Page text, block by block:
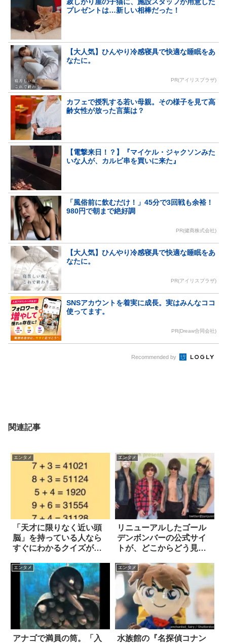
プレゼントは…新しい相棒だった！
【大人気】ひんやり冷感寝具で快適な睡眠をあ
なたに。
PR(アイリスプラザ)
カフェで授乳する若い母親。その様子を見て高
齢女性が放った言葉は？
【電撃来日！？】『マイケル・ジャクソンみた
いな人が、カルビ串を買いに来た』
「風俗前に飲むだけ！」45分で3回戦も余裕！
980円で朝まで絶好調
PR(健商株式会社)
【大人気】ひんやり冷感寝具で快適な睡眠をあ
なたに。
PR(アイリスプラザ)
SNSアカウントを着実に成長。実はみんなココ
使ってます。
PR(Dreaw合同会社)
Recommended by
関連記事
エンタメ
「天才に限りなく近い頭
脳」を持っている人なら
すぐにわかるクイズが話
エンタメ
リニューアルしたゴール
デンボンバーの公式サイ
トが、どこからどう見て
エンタメ
アナゴで満員の筒。「入
エンタメ
水族館の『名探偵コナン